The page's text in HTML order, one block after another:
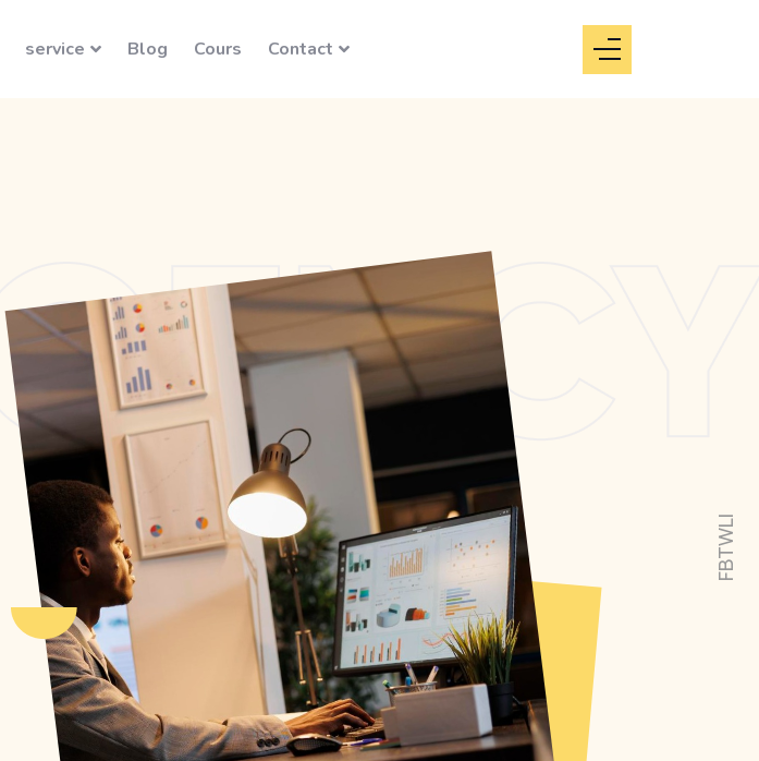
service Blog Cours Contact
FB
TW
LI